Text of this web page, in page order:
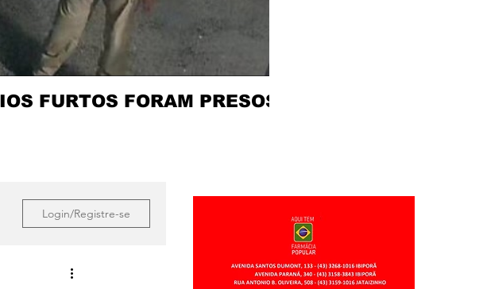
FURTOS FORAM PRESOS
Login/Registre-se